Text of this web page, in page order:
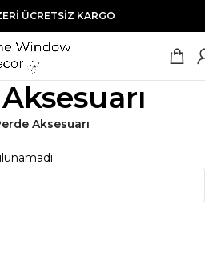
ÜCRETSİZ KARGO
Aksesuarı